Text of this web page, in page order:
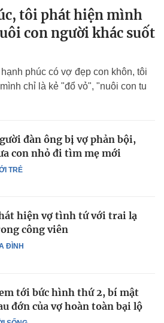
tôi phát hiện mình
con người khác suốt
phúc có vợ đẹp con khôn, tôi
chỉ là kẻ "đổ vỏ", "nuôi con tu
TRẺ
đàn ông bị vợ phản bội,
con nhỏ đi tìm mẹ mới
ĐÌNH
hiện vợ tình tứ với trai lạ
công viên
tới bức hình thứ 2, bí mật
đớn của vợ hoàn toàn bại lộ